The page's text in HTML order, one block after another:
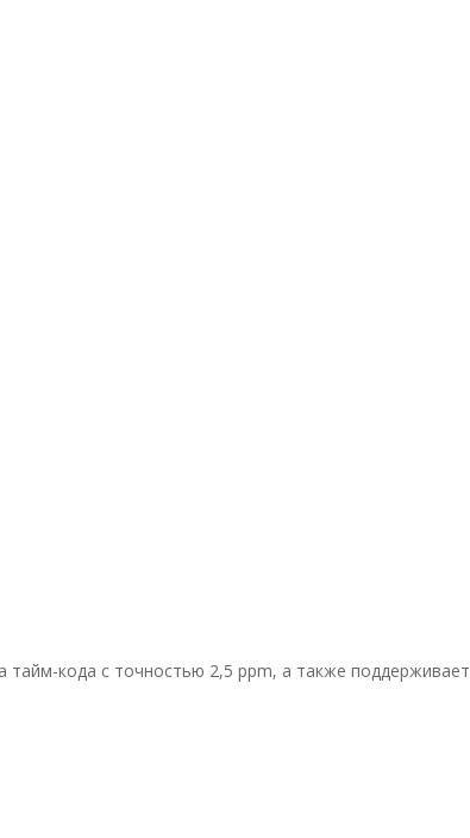
тайм-кода с точностью 2,5 ppm, а также поддерживает